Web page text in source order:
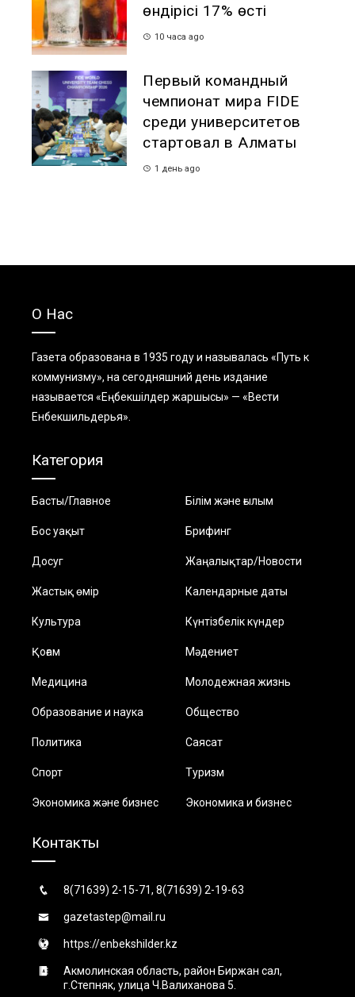
өндірісі 17% өсті
10 часа ago
Первый командный
чемпионат мира FIDE
среди университетов
стартовал в Алматы
1 день ago
О Нас
Газета образована в 1935 году и называлась «Путь к
коммунизму», на сегодняшний день издание
называется «Еңбекшiлдер жаршысы» — «Вести
Енбекшильдерья».
Категория
Басты/Главное Білім және ғылым
Бос уақыт Брифинг
Досуг Жаңалықтар/Новости
Жастық өмір Календарные даты
Культура Күнтізбелік күндер
Қоғам Мәдениет
Медицина Молодежная жизнь
Образование и наука Общество
Политика Саясат
Спорт Туризм
Экономика және бизнес Экономика и бизнес
Контакты
8(71639) 2-15-71, 8(71639) 2-19-63
gazetastep@mail.ru
https://enbekshilder.kz
Акмолинская область, район Биржан сал,
г.Степняк, улица Ч.Валиханова 5.